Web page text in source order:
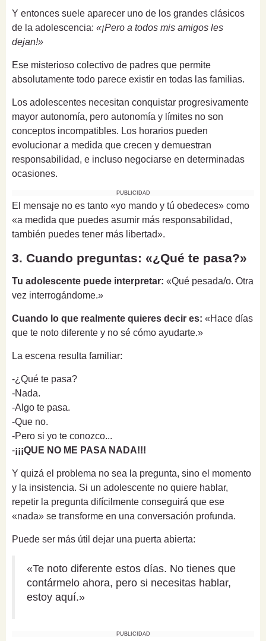
Y entonces suele aparecer uno de los grandes clásicos
de la adolescencia: «¡Pero a todos mis amigos les
dejan!»
Ese misterioso colectivo de padres que permite
absolutamente todo parece existir en todas las familias.
Los adolescentes necesitan conquistar progresivamente
mayor autonomía, pero autonomía y límites no son
conceptos incompatibles. Los horarios pueden
evolucionar a medida que crecen y demuestran
responsabilidad, e incluso negociarse en determinadas
ocasiones.
PUBLICIDAD
El mensaje no es tanto «yo mando y tú obedeces» como
«a medida que puedes asumir más responsabilidad,
también puedes tener más libertad».
3. Cuando preguntas: «¿Qué te pasa?»
Tu adolescente puede interpretar: «Qué pesada/o. Otra
vez interrogándome.»
Cuando lo que realmente quieres decir es: «Hace días
que te noto diferente y no sé cómo ayudarte.»
La escena resulta familiar:
-¿Qué te pasa?
-Nada.
-Algo te pasa.
-Que no.
-Pero si yo te conozco...
-¡¡¡QUE NO ME PASA NADA!!!
Y quizá el problema no sea la pregunta, sino el momento
y la insistencia. Si un adolescente no quiere hablar,
repetir la pregunta difícilmente conseguirá que ese
«nada» se transforme en una conversación profunda.
Puede ser más útil dejar una puerta abierta:
«Te noto diferente estos días. No tienes que
contármelo ahora, pero si necesitas hablar,
estoy aquí.»
PUBLICIDAD